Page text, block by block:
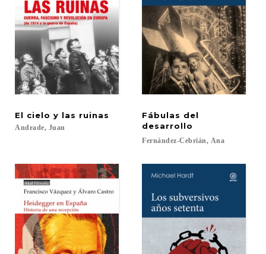
El cielo y las ruinas
Andrade, Juan
Fábulas del
desarrollo
Fernández-Cebrián, Ana